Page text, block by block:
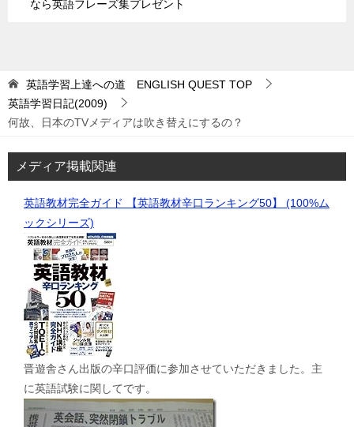
なら英語フレーズ集プレゼント
英語学習上達への道 ENGLISH QUEST TOP
英語学習日記(2009)
何故、日本のTVメディアは吹き替えにするの？
メディア掲載関連
英語教材完全ガイド 【英語教材辛口ランキング50】 (100%ム
ックシリーズ)
晋遊舎さん出版の辛口評価に参加させていただきました。主
に英語試験に関してです。